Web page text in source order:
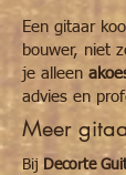
Een gitaar
bouwer, niet
je alleen
advies en
Meer
BijDecorte